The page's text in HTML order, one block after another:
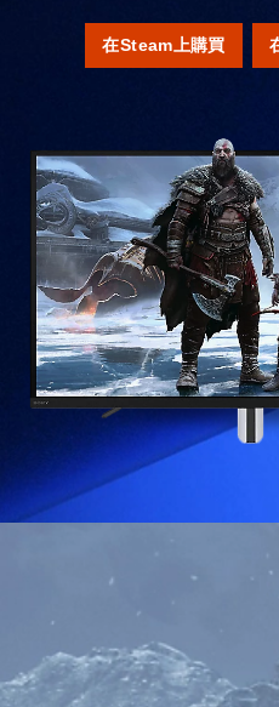
在Steam上購買